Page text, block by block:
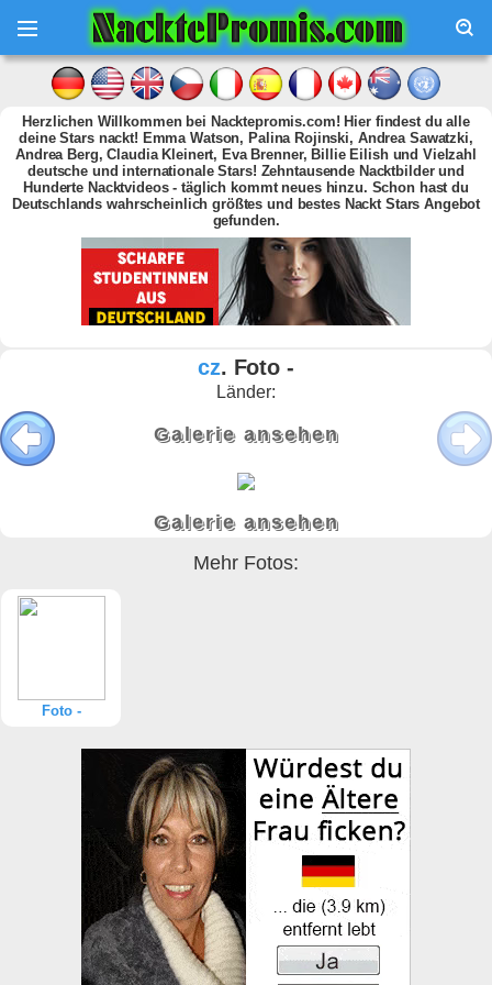
Herzlichen Willkommen bei Nacktepromis.com! Hier findest du alle
deine Stars nackt! Emma Watson, Palina Rojinski, Andrea Sawatzki,
Andrea Berg, Claudia Kleinert, Eva Brenner, Billie Eilish und Vielzahl
deutsche und internationale Stars! Zehntausende Nacktbilder und
Hunderte Nacktvideos - täglich kommt neues hinzu. Schon hast du
Deutschlands wahrscheinlich größtes und bestes Nackt Stars Angebot
gefunden.
cz. Foto -
Länder:
Galerie ansehen
Galerie ansehen
Mehr Fotos:
Foto -